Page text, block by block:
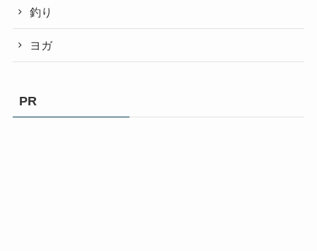
釣り
ヨガ
PR